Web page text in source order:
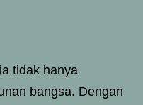
tidak hanya
bangsa. Dengan